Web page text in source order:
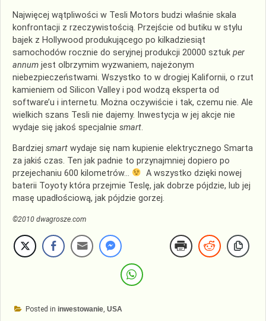
Najwięcej wątpliwości w Tesli Motors budzi właśnie skala
konfrontacji z rzeczywistością. Przejście od butiku w stylu
bajek z Hollywood produkującego po kilkadziesiąt
samochodów rocznie do seryjnej produkcji 20000 sztuk per
annum jest olbrzymim wyzwaniem, najeżonym
niebezpieczeństwami. Wszystko to w drogiej Kalifornii, o rzut
kamieniem od Silicon Valley i pod wodzą eksperta od
software’u i internetu. Można oczywiście i tak, czemu nie. Ale
wielkich szans Tesli nie dajemy. Inwestycja w jej akcje nie
wydaje się jakoś specjalnie smart.
Bardziej smart wydaje się nam kupienie elektrycznego Smarta
za jakiś czas. Ten jak padnie to przynajmniej dopiero po
przejechaniu 600 kilometrów…
A wszystko dzięki nowej
baterii Toyoty która przejmie Teslę, jak dobrze pójdzie, lub jej
masę upadłościową, jak pójdzie gorzej.
©2010 dwagrosze.com
Posted in inwestowanie USA